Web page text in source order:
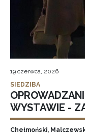
19 czerwca, 2026
SIEDZIBA
WYSTAWIE -
Chełmoński,